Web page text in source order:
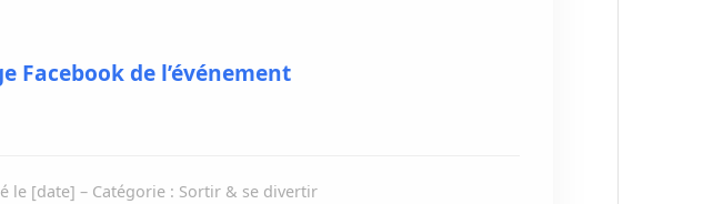
Facebook de l’événement
le [date] – Catégorie : Sortir & se divertir